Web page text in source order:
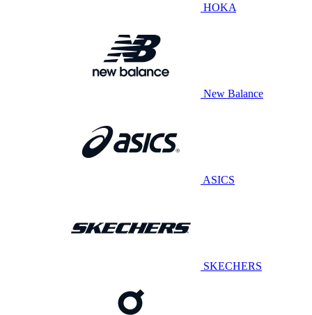
HOKA
New Balance
ASICS
SKECHERS